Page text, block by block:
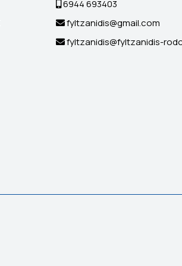
6944 693403
fyltzanidis@gmail.com
fyltzanidis@fyltzanidis-